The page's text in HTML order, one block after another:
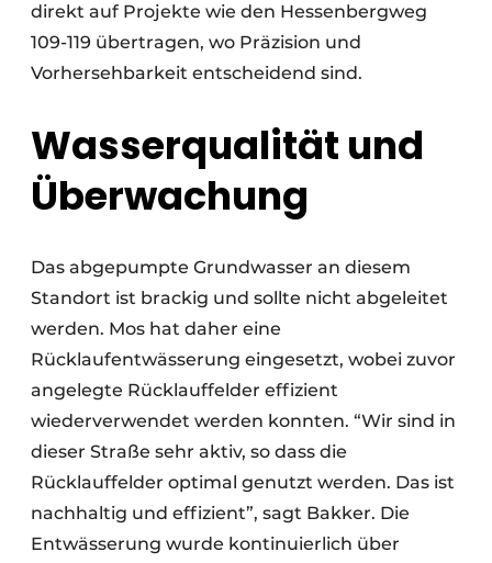
direkt auf Projekte wie den Hessenbergweg
109-119 übertragen, wo Präzision und
Vorhersehbarkeit entscheidend sind.
Wasserqualität und
Überwachung
Das abgepumpte Grundwasser an diesem
Standort ist brackig und sollte nicht abgeleitet
werden. Mos hat daher eine
Rücklaufentwässerung eingesetzt, wobei zuvor
angelegte Rücklauffelder effizient
wiederverwendet werden konnten. “Wir sind in
dieser Straße sehr aktiv, so dass die
Rücklauffelder optimal genutzt werden. Das ist
nachhaltig und effizient”, sagt Bakker. Die
Entwässerung wurde kontinuierlich über